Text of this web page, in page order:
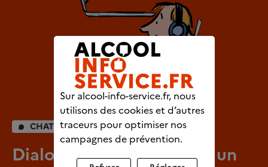
CHAT INDIVIDUEL
Dialoguez en direct avec un
Sur alcool-info-service.fr, nous
utilisons des cookies et d’autres
traceurs pour optimiser nos
campagnes de prévention.